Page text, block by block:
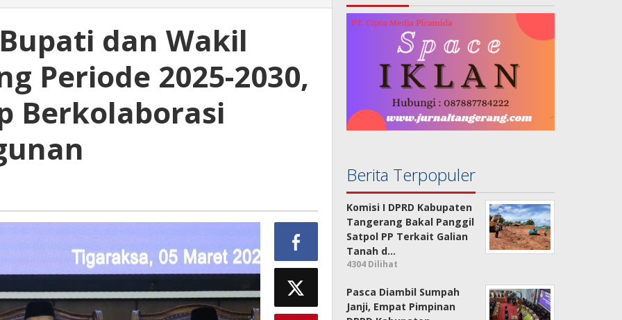
dan Wakil
Periode 2025-2030,
Berkolaborasi
Berita Terpopuler
Komisi I DPRD Kabupaten
Tangerang Bakal Panggil
Satpol PP Terkait Galian
Tanah d…
4304 Dilihat
Pasca Diambil Sumpah
Janji, Empat Pimpinan